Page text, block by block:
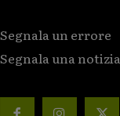
Segnala un errore
Segnala una notizia